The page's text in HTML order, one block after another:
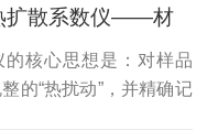
扩散系数仪——材
的核心思想是：对样品
的“热扰动”，并精确记